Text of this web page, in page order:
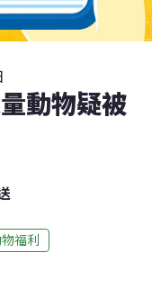
動物疑被
福利